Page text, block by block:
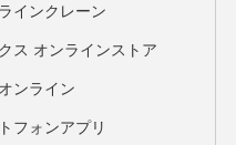
インクレーン
ス オンラインストア
ンライン
フォンアプリ